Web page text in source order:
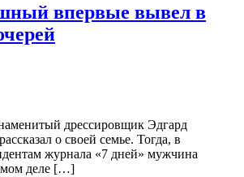
впервые вывел в
дрессировщик Эдгард
о своей семье. Тогда, в
журнала «7 дней» мужчина
деле […]